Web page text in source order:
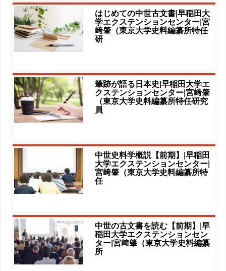
はじめての中世古文書|早稲田大
学エクステンションセンター|宮
﨑肇（東京大学史料編纂所特任
研
筆跡が語る日本史|早稲田大学エ
クステンションセンター|宮﨑肇
（東京大学史料編纂所特任研究
員
中世史料学概説【前期】|早稲田
大学エクステンションセンター|
宮﨑肇（東京大学史料編纂所特
任
中世の古文書を読む【前期】|早
稲田大学エクステンションセン
ター|宮﨑肇（東京大学史料編纂
所